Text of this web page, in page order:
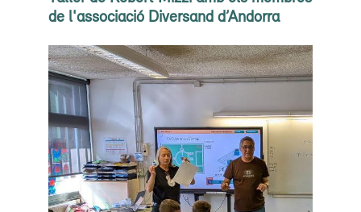
de l'associació Diversand d’Andorra